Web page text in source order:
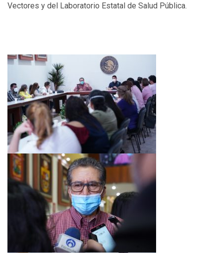
Vectores y del Laboratorio Estatal de Salud Pública.